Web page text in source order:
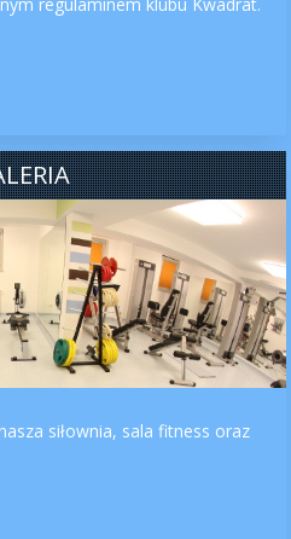
siłownia, sala fitness oraz